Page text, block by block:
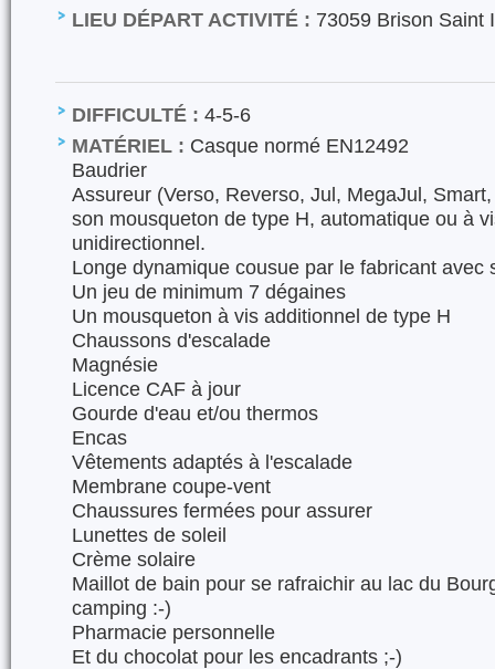
LIEU DÉPART ACTIVITÉ : 73059 Brison Saint
DIFFICULTÉ : 4-5-6
MATÉRIEL : Casque normé EN12492
Baudrier
Assureur (Verso, Reverso, Jul, MegaJul,
son mousqueton de type H, automatique ou à
unidirectionnel.
Longe dynamique cousue par le fabricant avec
Un jeu de minimum 7 dégaines
Un mousqueton à vis additionnel de type H
Chaussons d'escalade
Magnésie
Licence CAF à jour
Gourde d'eau et/ou thermos
Encas
Vêtements adaptés à l'escalade
Membrane coupe-vent
Chaussures fermées pour assurer
Lunettes de soleil
Crème solaire
Maillot de bain pour se rafraichir au lac du
camping :-)
Pharmacie personnelle
Et du chocolat pour les encadrants ;-)